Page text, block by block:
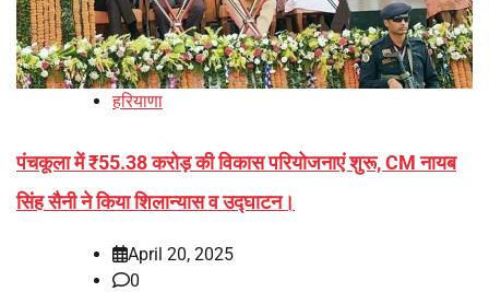
हरियाणा
पंचकूला में ₹55.38 करोड़ की विकास परियोजनाएं शुरू, CM नायब
सिंह सैनी ने किया शिलान्यास व उद्घाटन।
April 20, 2025
0